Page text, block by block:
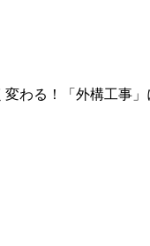
わる！「外構工事